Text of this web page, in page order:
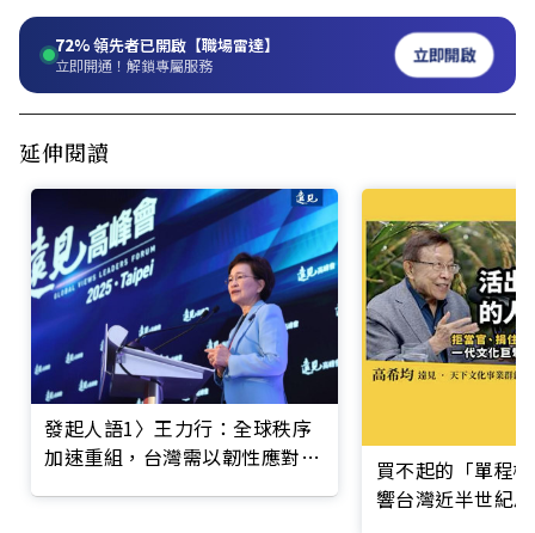
72%領先者已開啟【職場雷達】
立即開通！解鎖專屬服務 立即開啟
延伸閱讀
發起人語1〉王力行：全球秩序
加速重組，台灣需以韌性應對挑
買不起的「單程
響台灣近半世紀